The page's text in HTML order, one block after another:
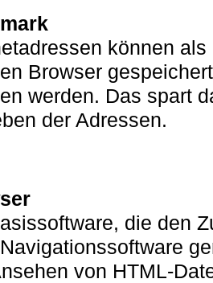
können
Browser
werden. Das spart
der Adressen.
die den
von HTML-